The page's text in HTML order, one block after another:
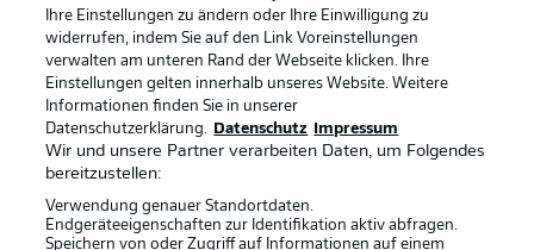
Impressum Partner
Spieler Liveticker
AGB
Ihre Einstellungen zu ändern oder Ihre Einwilligung zu
widerrufen, indem Sie auf den Link Voreinstellungen
verwalten am unteren Rand der Webseite klicken. Ihre
Einstellungen gelten innerhalb unseres Website. Weitere
Informationen finden Sie in unserer
Datenschutzerklärung.
Datenschutz Impressum
Wir und unsere Partner verarbeiten Daten, um Folgendes
bereitzustellen:
Verwendung genauer Standortdaten.
Endgeräteeigenschaften zur Identifikation aktiv abfragen.
Speichern von oder Zugriff auf Informationen auf einem